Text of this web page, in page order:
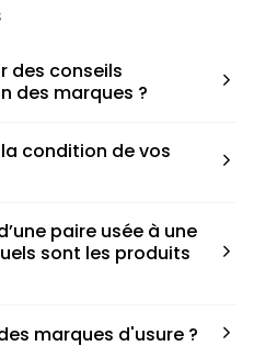
des conseils
des marques ?
que ce soit une taille
à votre taille
condition de vos
paire.paire usée à une
sont les produits
afin de reconditionner
marques d'usure ?